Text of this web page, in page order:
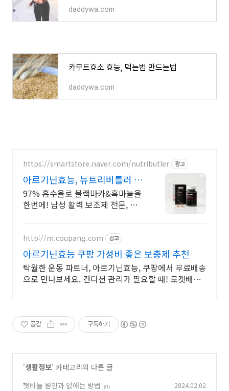
daddywa.com
카무트효소 효능, 먹는법 만드는법
daddywa.com
https://smartstore.naver.com/nutributler 광고
아르기닌효능, 뉴트리버틀러 알
림받기 동의시 천원 쿠폰!
97% 흡수율로 블랙마카&흑마늘을
한번에! 남성 활력 보조제 전문, 비
틀러 비어맨!
http://m.coupang.com 광고
아르기닌효능 쿠팡 가성비 좋은 보충제 추천
탁월한 운동 파트너, 아르기닌효능, 쿠팡에서 무료배송
으로 만나보세요. 컨디션 관리가 필요할 때! 로켓배송
공감 구독하기
'생활정보' 카테고리의 다른 글
혓바늘 원인과 없애는 방법
(0) 2024.02.02